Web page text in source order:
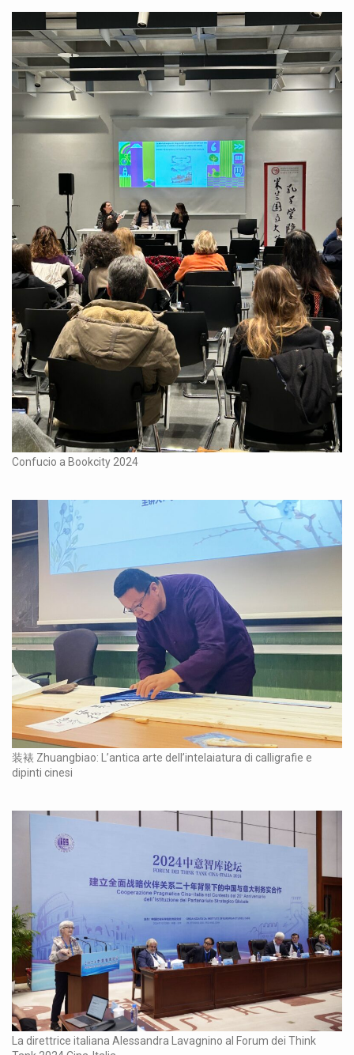
Confucio a Bookcity 2024
装裱 Zhuangbiao: L’antica arte dell’intelaiatura di calligrafie e
dipinti cinesi
La direttrice italiana Alessandra Lavagnino al Forum dei Think